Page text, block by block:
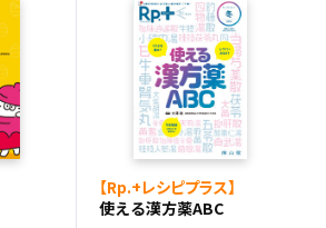
【Rp.+レシピプラス】
使える漢方薬ABC